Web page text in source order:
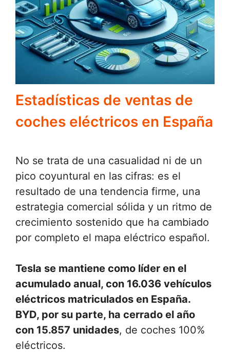
Estadísticas de ventas de
coches eléctricos en España
No se trata de una casualidad ni de un
pico coyuntural en las cifras: es el
resultado de una tendencia firme, una
estrategia comercial sólida y un ritmo de
crecimiento sostenido que ha cambiado
por completo el mapa eléctrico español.
Tesla se mantiene como líder en el
acumulado anual, con 16.036 vehículos
eléctricos matriculados en España.
BYD, por su parte, ha cerrado el año
con 15.857 unidades, de coches 100%
eléctricos.